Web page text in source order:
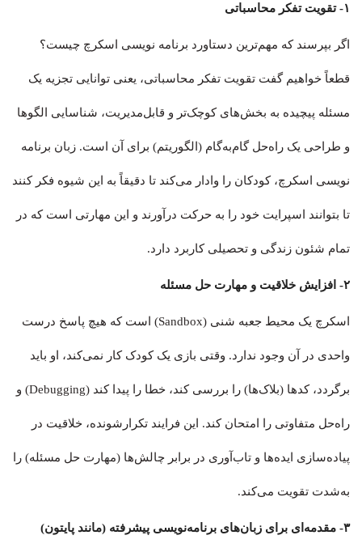
۱- تقویت تفکر محاسباتی
اگر بپرسند که مهم‌ترین دستاورد برنامه نویسی اسکرچ چیست؟
قطعاً خواهیم گفت تقویت تفکر محاسباتی، یعنی توانایی تجزیه یک
مسئله پیچیده به بخش‌های کوچک‌تر و قابل‌مدیریت، شناسایی الگوها
و طراحی یک راه‌حل گام‌به‌گام (الگوریتم) برای آن است. زبان برنامه
نویسی اسکرچ، کودکان را وادار می‌کند تا دقیقاً به این شیوه فکر کنند
تا بتوانند اسپرایت خود را به حرکت درآورند و این مهارتی است که در
تمام شئون زندگی و تحصیلی کاربرد دارد.
۲- افزایش خلاقیت و مهارت حل مسئله
اسکرچ یک محیط جعبه شنی (Sandbox) است که هیچ پاسخ درست
واحدی در آن وجود ندارد. وقتی بازی یک کودک کار نمی‌کند، او باید
برگردد، کدها (بلاک‌ها) را بررسی کند، خطا را پیدا کند (Debugging) و
راه‌حل متفاوتی را امتحان کند. این فرایند تکرارشونده، خلاقیت در
پیاده‌سازی ایده‌ها و تاب‌آوری در برابر چالش‌ها (مهارت حل مسئله) را
به‌شدت تقویت می‌کند.
۳- مقدمه‌ای برای زبان‌های برنامه‌نویسی پیشرفته (مانند پایتون)